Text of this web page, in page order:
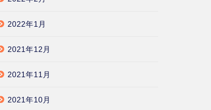
2022年1月
2021年12月
2021年11月
2021年10月